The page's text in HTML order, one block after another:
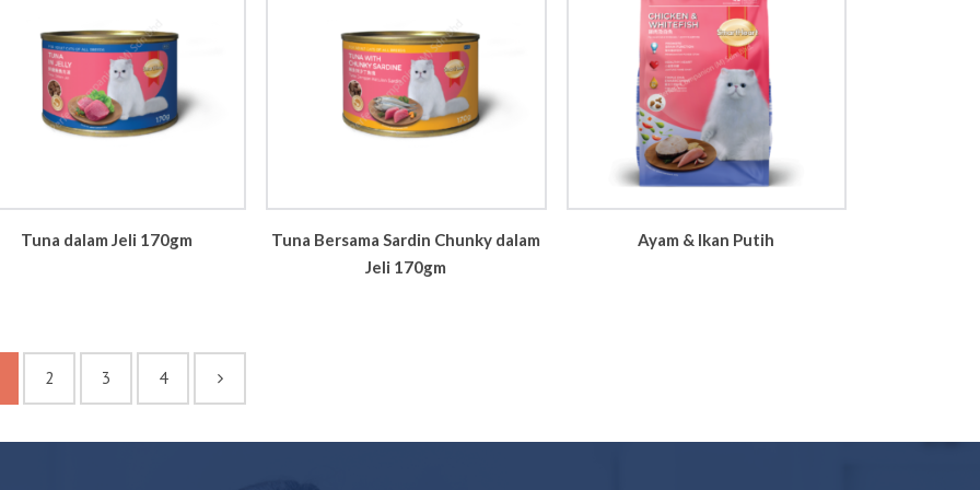
Tuna dalam Jeli 170gm
Tuna Bersama Sardin Chunky dalam
Jeli 170gm
Ayam & Ikan Putih
2 3 4